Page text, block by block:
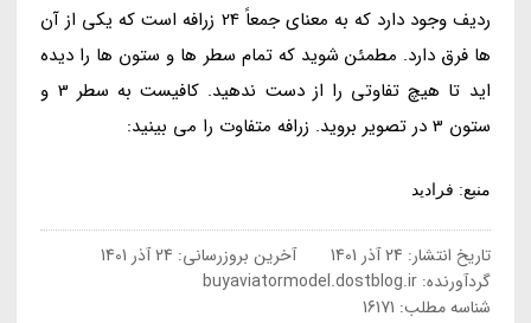
ردیف وجود دارد که به معنای جمعاً 24 زرافه است که یکی از آن
ها فرق دارد. مطمئن شوید که تمام سطر ها و ستون ها را دیده
اید تا هیچ تفاوتی را از دست ندهید. کافیست به سطر 3 و
ستون 3 در تصویر بروید. زرافه متفاوت را می بینید:
منبع: فرادید
تاریخ انتشار: 24 آذر 1401 آخرین بروزرسانی: 24 آذر 1401
گردآورنده:buyaviatormodel.dostblog.ir
شناسه مطلب: 16171